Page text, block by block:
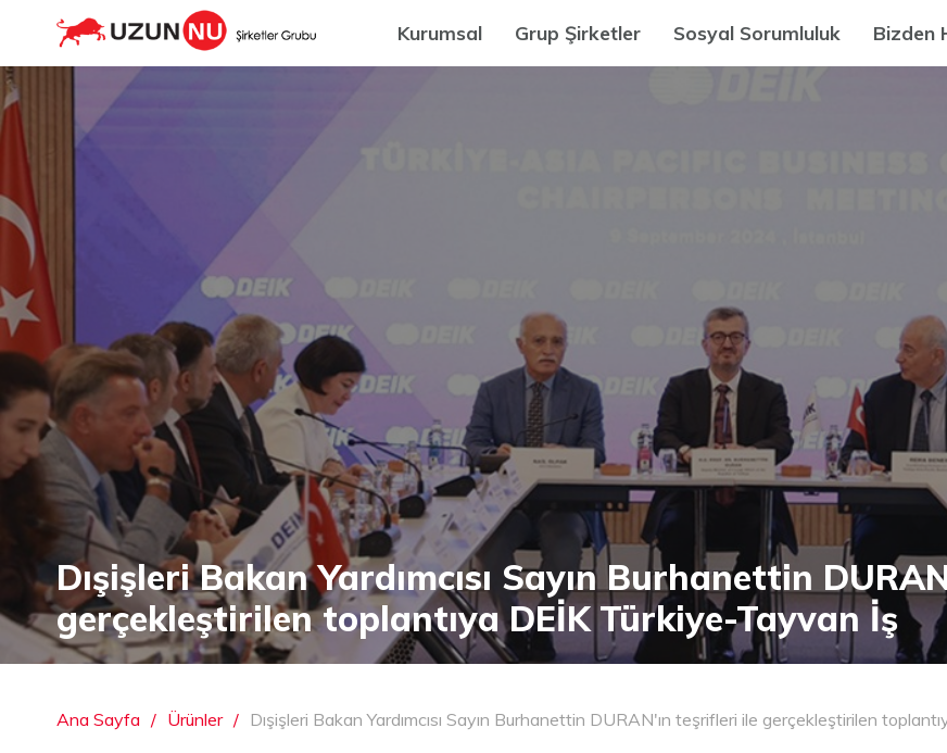
Kurumsal Grup Şirketler Sosyal Sorumluluk Bizden
Dışişleri Bakan Yardımcısı Sayın Burhanettin
gerçekleştirilen toplantıya DEİK Türkiye-Tayvan İş
Ana Sayfa Ürünler Dışişleri Bakan Yardımcısı Sayın Burhanettin DURAN'ın teşrifleri ile gerçekleştirilen